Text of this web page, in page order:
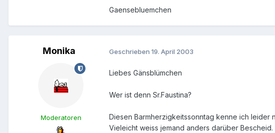
Gaensebluemchen
Monika
Moderatoren
Geschrieben 19. April 2003
Liebes Gänsblümchen
Wer ist denn Sr.Faustina?
Diesen Barmherzigkeitssonntag kenne ich leider
Vieleicht weiss jemand anders darüber Bescheid.